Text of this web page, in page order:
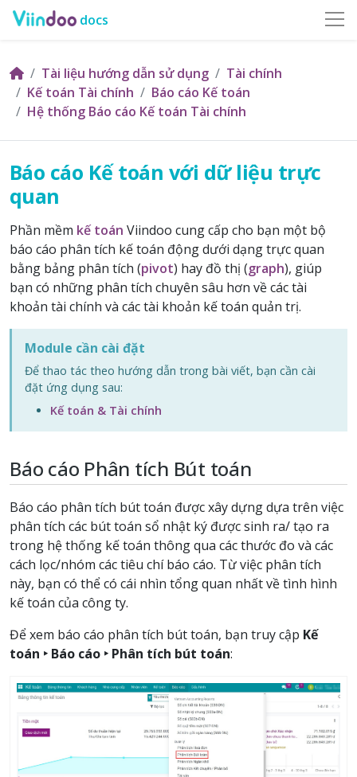
docs
Tài liệu hướng dẫn sử dụng
Tài chính
Kế toán Tài chính
Báo cáo Kế toán
Hệ thống Báo cáo Kế toán Tài chính
Báo cáo Kế toán với dữ liệu trực
quan
Phần mềm kế toán Viindoo cung cấp cho bạn một bộ
báo cáo phân tích kế toán động dưới dạng trực quan
bằng bảng phân tích (pivot) hay đồ thị (graph), giúp
bạn có những phân tích chuyên sâu hơn về các tài
khoản tài chính và các tài khoản kế toán quản trị.
Module cần cài đặt
Để thao tác theo hướng dẫn trong bài viết, bạn cần cài
đặt ứng dụng sau:
Kế toán & Tài chính
Báo cáo Phân tích Bút toán
Báo cáo phân tích bút toán được xây dựng dựa trên việc
phân tích các bút toán sổ nhật ký được sinh ra/ tạo ra
trong hệ thống kế toán thông qua các thước đo và các
cách lọc/nhóm các tiêu chí báo cáo. Từ việc phân tích
này, bạn có thể có cái nhìn tổng quan nhất về tình hình
kế toán của công ty.
Để xem báo cáo phân tích bút toán, bạn truy cập Kế
toán ‣ Báo cáo ‣ Phân tích bút toán: